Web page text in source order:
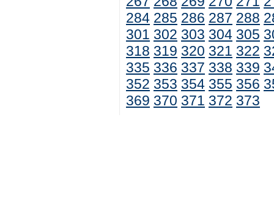
284 285 286 287 288
301 302 303 304 305
318 319 320 321 322
335 336 337 338 339
352 353 354 355 356
369 370 371 372 373